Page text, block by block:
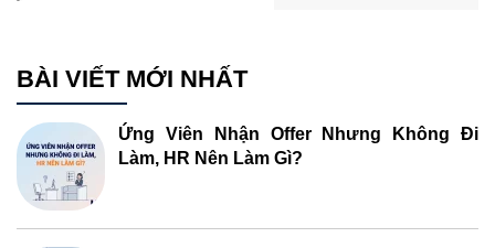
BÀI VIẾT MỚI NHẤT
Ứng Viên Nhận Offer Nhưng Không Đi
Làm, HR Nên Làm Gì?